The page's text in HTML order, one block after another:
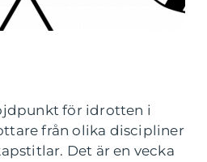
för idrotten i
från olika discipliner
Det är en vecka